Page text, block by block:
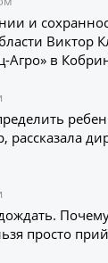
и
Виктор
Агро» в
просто